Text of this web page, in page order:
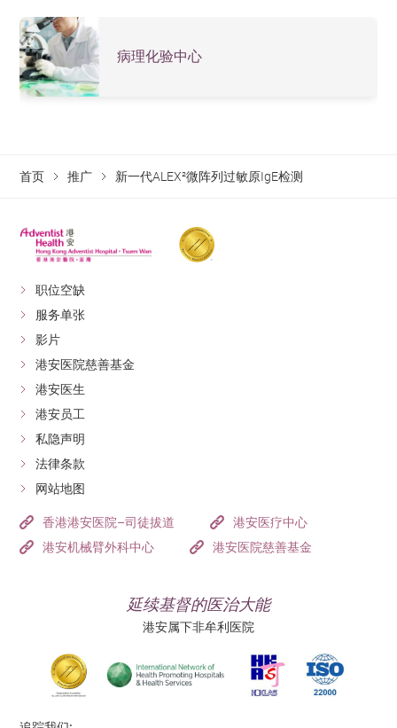
病理化验中心
首页 推广 新一代ALEX²微阵列过敏原IgE检测
职位空缺
服务单张
影片
港安医院慈善基金
港安医生
港安员工
私隐声明
法律条款
网站地图
香港港安医院–司徒拔道
港安医疗中心
港安机械臂外科中心
港安医院慈善基金
延续基督的医治大能
港安属下非牟利医院